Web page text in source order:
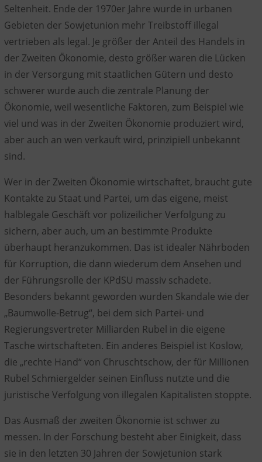
Seltenheit. Ende der 1970er Jahre wurde in urbanen
Gebieten der Sowjetunion mehr Treibstoff illegal
vertrieben als legal. Je größer der Anteil des Handels in
der Zweiten Ökonomie, desto größer waren die Lücken
in der Versorgung mit staatlichen Gütern und desto
schwerer wurde auch die zentrale Planung der
Ökonomie, weil wesentliche Faktoren, zum Beispiel wie
viel und was in der Zweiten Ökonomie produziert wird,
aber auch an wen verkauft wird, prinzipiell unbekannt
sind.
Wer in der Zweiten Ökonomie wirtschaftet, braucht gute
Kontakte zu Staat und Partei, um das eigene, meist
halblegale Geschäft vor polizeilicher Verfolgung zu
sichern, aber auch, um an bestimmte Produkte
überhaupt heranzukommen. Das ist idealer Nährboden
für Korruption, die dann wiederum dem Ansehen und
der Führungsrolle der KPdSU massiv schadete.
Besonders bekannt geworden wurden Skandale wie der
„Baumwolle-Betrug“, bei dem sich Partei- und
Regierungsvertreter Milliarden Rubel in die eigene
Tasche wirtschafteten. Ein anderes Beispiel ist Koslow,
die „rechte Hand“ von Chruschtschow, der für Millionen
Rubel Schmiergelder seinen Einfluss nutzte und die
juristische Verfolgung von illegalen Kapitalisten stoppte.
Das Ausmaß der zweiten Ökonomie ist schwer zu
messen. In der Forschung besteht aber Einigkeit, dass
sie in den letzten 30 Jahren der Sowjetunion stark